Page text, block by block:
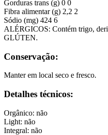
Gorduras trans (g) 0 0
Fibra alimentar (g) 2,2 2
Sódio (mg) 424 6
ALÉRGICOS: Contém trigo,
GLÚTEN.
Conservação:
Manter em local seco e fresco.
Detalhes técnicos:
Orgânico: não
Light: não
Integral: não